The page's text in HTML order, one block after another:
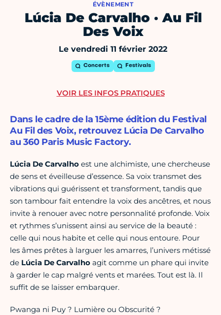
ÉVÈNEMENT
Lúcia De Carvalho · Au Fil
Des Voix
Le vendredi 11 février 2022
Concerts Festivals
Dans le cadre de la 15ème édition du Festival
Au Fil des Voix, retrouvez Lúcia De Carvalho
au 360 Paris Music Factory.
Lúcia De Carvalho est une alchimiste, une chercheuse
de sens et éveilleuse d’essence. Sa voix transmet des
vibrations qui guérissent et transforment, tandis que
son tambour fait entendre la voix des ancêtres, et nous
invite à renouer avec notre personnalité profonde. Voix
et rythmes s’unissent ainsi au service de la beauté :
celle qui nous habite et celle qui nous entoure. Pour
les âmes prêtes à larguer les amarres, l’univers métissé
de Lúcia De Carvalho agit comme un phare qui invite
à garder le cap malgré vents et marées. Tout est là. Il
suffit de se laisser embarquer.
Pwanga ni Puy ? Lumière ou Obscurité ?
VOIR LES INFOS PRATIQUES